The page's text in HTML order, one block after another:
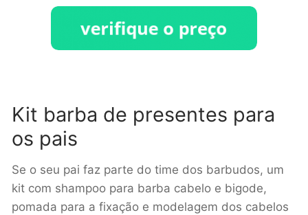
Kit barba de presentes para
os pais
Se o seu pai faz parte do time dos barbudos, um
kit com shampoo para barba cabelo e bigode,
pomada para a fixação e modelagem dos cabelos